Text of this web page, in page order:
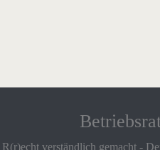
R(r)echt verständlich gemacht -